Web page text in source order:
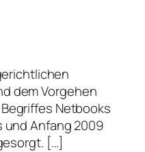
dem Vorgehen
Netbooks
und Anfang 2009
[…]